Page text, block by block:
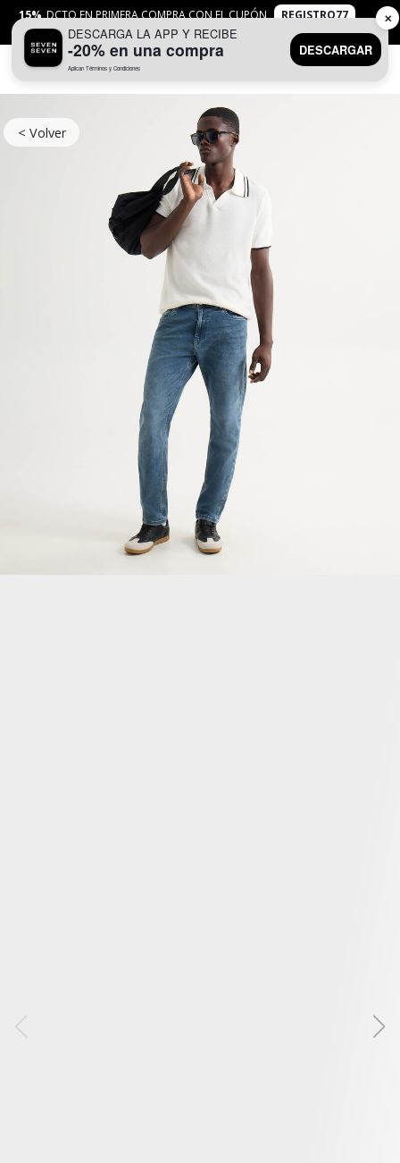
15% DCTO EN PRIMERA COMPRA CON EL CUPÓN
REGISTRO77
APLICANTYC
< Volver
DESCARGA LA APP Y RECIBE
-20% en una compra
Aplican Términos y Condiciones
DESCARGAR
✕